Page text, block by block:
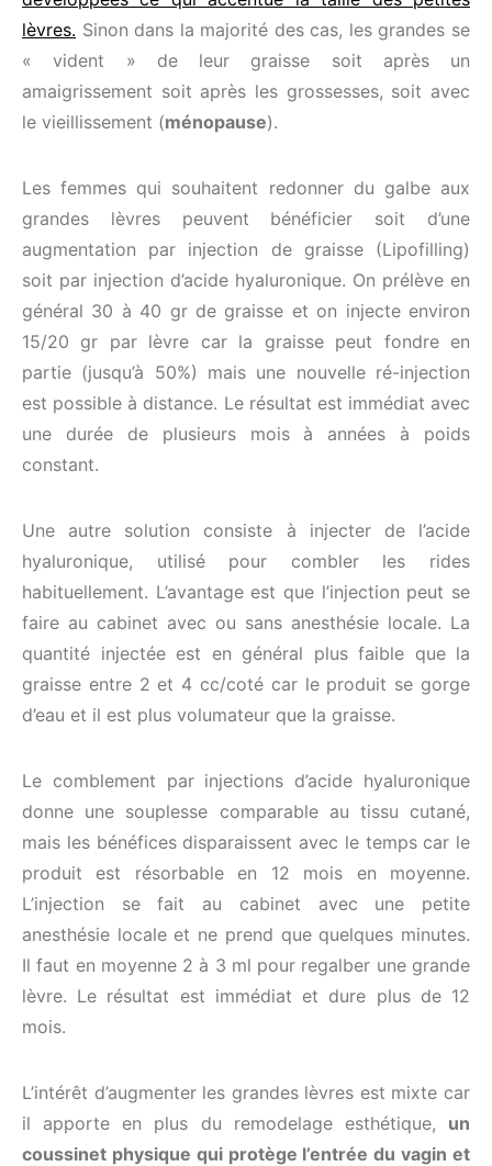
lèvres. Sinon dans la majorité des cas, les grandes se
« vident » de leur graisse soit après un
amaigrissement soit après les grossesses, soit avec
le vieillissement (ménopause).
Les femmes qui souhaitent redonner du galbe aux
grandes lèvres peuvent bénéficier soit d’une
augmentation par injection de graisse (Lipofilling)
soit par injection d’acide hyaluronique. On prélève en
général 30 à 40 gr de graisse et on injecte environ
15/20 gr par lèvre car la graisse peut fondre en
partie (jusqu’à 50%) mais une nouvelle ré-injection
est possible à distance. Le résultat est immédiat avec
une durée de plusieurs mois à années à poids
constant.
Une autre solution consiste à injecter de l’acide
hyaluronique, utilisé pour combler les rides
habituellement. L’avantage est que l’injection peut se
faire au cabinet avec ou sans anesthésie locale. La
quantité injectée est en général plus faible que la
graisse entre 2 et 4 cc/coté car le produit se gorge
d’eau et il est plus volumateur que la graisse.
Le comblement par injections d’acide hyaluronique
donne une souplesse comparable au tissu cutané,
mais les bénéfices disparaissent avec le temps car le
produit est résorbable en 12 mois en moyenne.
L’injection se fait au cabinet avec une petite
anesthésie locale et ne prend que quelques minutes.
Il faut en moyenne 2 à 3 ml pour regalber une grande
lèvre. Le résultat est immédiat et dure plus de 12
mois.
L’intérêt d’augmenter les grandes lèvres est mixte car
il apporte en plus du remodelage esthétique, un
coussinet physique qui protège l’entrée du vagin et